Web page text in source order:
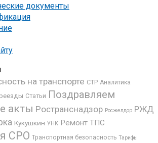
документы
на транспорте СТР Аналитика
Статьи Поздравляем
акты Ространснадзор Росжелдор РЖД
Кукушкин УНК Ремонт ТПС
СРО Транспортная безопасность Тарифы